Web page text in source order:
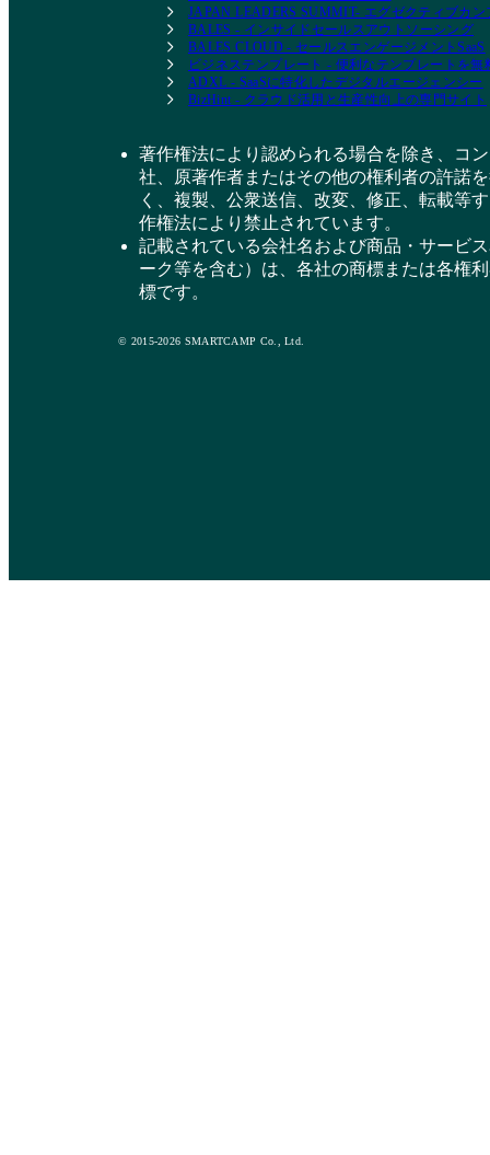
JAPAN LEADERS SUMMIT- エグゼクティブカン
BALES - インサイドセールスアウトソーシング
BALES CLOUD - セールスエンゲージメントSaaS
ビジネステンプレート - 便利なテンプレートを無
ADXL - SaaSに特化したデジタルエージェンシー
BizHint - クラウド活用と生産性向上の専門サイト
著作権法により認められる場合を除き、コ
社、原著作者またはその他の権利者の許諾
く、複製、公衆送信、改変、修正、転載等
作権法により禁止されています。
記載されている会社名および商品・サービ
ーク等を含む）は、各社の商標または各権
標です。
© 2015-2026 SMARTCAMP Co., Ltd.